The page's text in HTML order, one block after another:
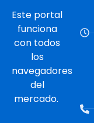
Este portal
funciona
con todos
los
navegadores
del
mercado.